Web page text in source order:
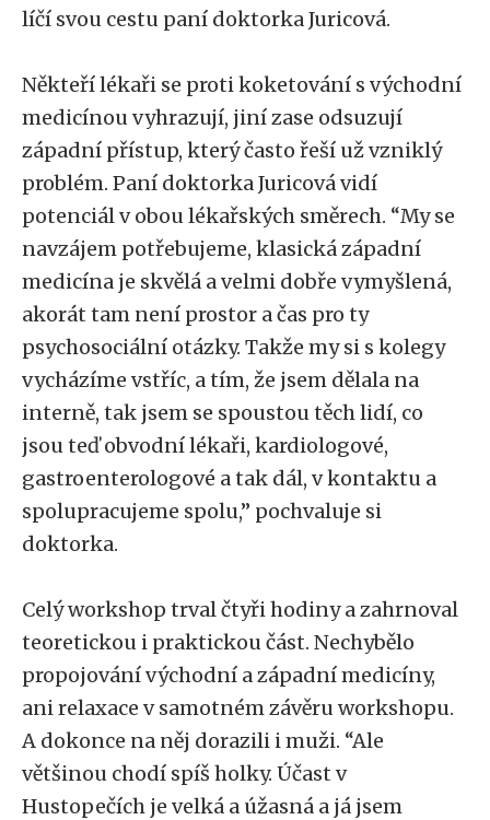
líčí svou cestu paní doktorka Juricová.
Někteří lékaři se proti koketování s východní
medicínou vyhrazují, jiní zase odsuzují
západní přístup, který často řeší už vzniklý
problém. Paní doktorka Juricová vidí
potenciál v obou lékařských směrech. “My se
navzájem potřebujeme, klasická západní
medicína je skvělá a velmi dobře vymyšlená,
akorát tam není prostor a čas pro ty
psychosociální otázky. Takže my si s kolegy
vycházíme vstříc, a tím, že jsem dělala na
interně, tak jsem se spoustou těch lidí, co
jsou teď obvodní lékaři, kardiologové,
gastroenterologové a tak dál, v kontaktu a
spolupracujeme spolu,” pochvaluje si
doktorka.
Celý workshop trval čtyři hodiny a zahrnoval
teoretickou i praktickou část. Nechybělo
propojování východní a západní medicíny,
ani relaxace v samotném závěru workshopu.
A dokonce na něj dorazili i muži. “Ale
většinou chodí spíš holky. Účast v
Hustopečích je velká a úžasná a já jsem